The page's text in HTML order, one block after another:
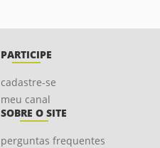
PARTICIPE
cadastre-se
meu canal
SOBRE O SITE
perguntas frequentes